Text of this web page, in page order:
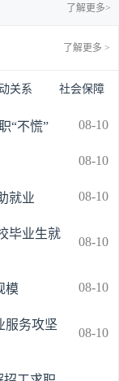
了解更多>
了解更多 >
关系 社会保障
“不慌” 08-10
08-10
就业 08-10
毕业生就
08-10
模 08-10
服务攻坚
08-10